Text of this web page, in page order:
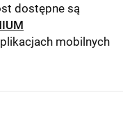
dostępne są
mobilnych